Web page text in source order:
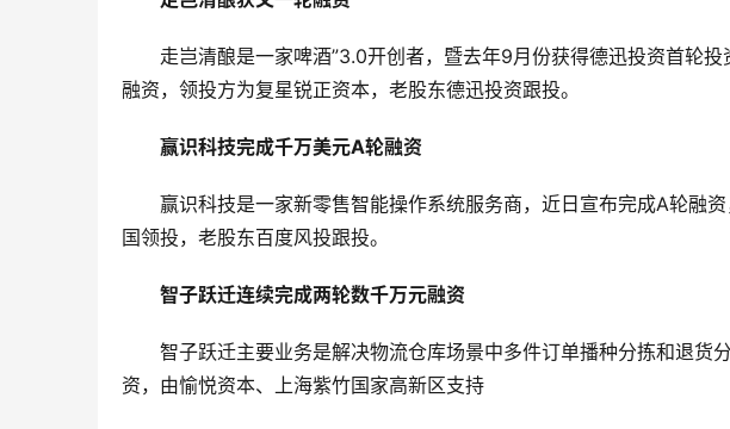
走岂清酿是一家啤酒”3.0开创者，暨去年9月份获得德迅投资首轮
融资，领投方为复星锐正资本，老股东德迅投资跟投。
​赢识科技完成千万美元A轮融资
赢识科技是一家新零售智能操作系统服务商，近日宣布完成A轮融
国领投，老股东百度风投跟投。
智子跃迁连续完成两轮数千万元融资
智子跃迁主要业务是解决物流仓库场景中多件订单播种分拣和退货
资，由愉悦资本、上海紫竹国家高新区支持